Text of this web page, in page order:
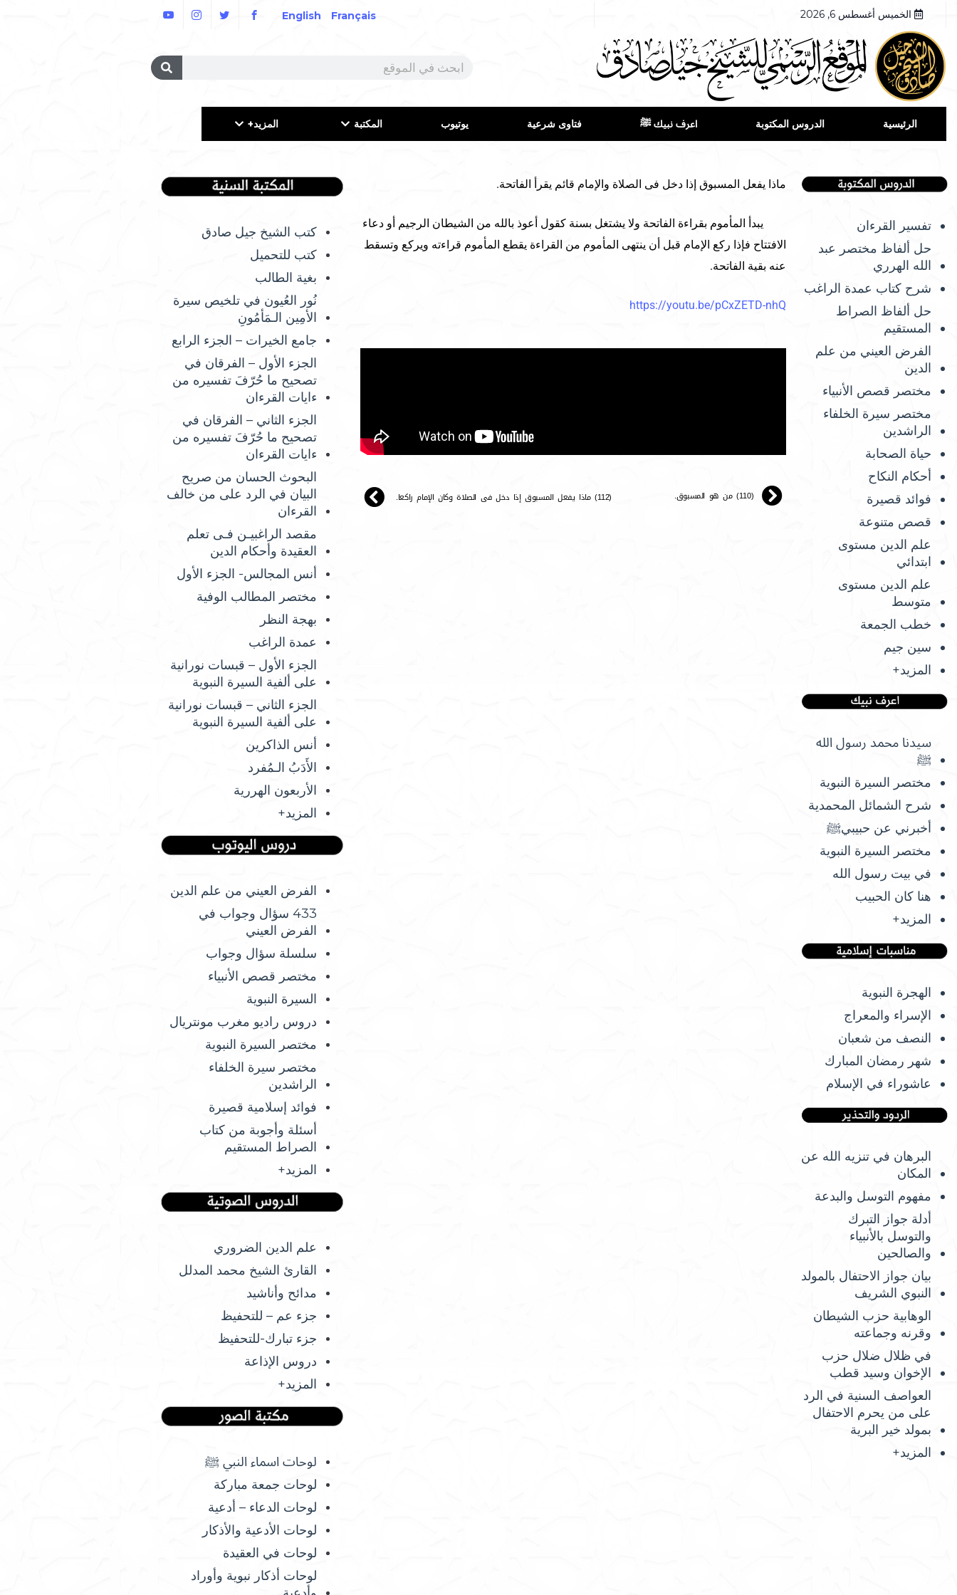
الخميس أغسطس 6, 2026 Français
English
الرئيسية الدروس المكتوبة اعرف نبيك ﷺ فتاوى شرعية يوتيوب المكتبة المزيد+
تفسير القرءان
حل ألفاظ مختصر عبد
الله الهرري
شرح كتاب عمدة الراغب
حل ألفاظ الصراط
المستقيم
الفرض العيني من علم
الدين
مختصر قصص الأنبياء
مختصر سيرة الخلفاء
الراشدين
حياة الصحابة
أحكام النكاح
فوائد قصيرة
قصص متنوعة
علم الدين مستوى
ابتدائي
علم الدين مستوى
متوسط
خطب الجمعة
سين جيم
المزيد+
سيدنا محمد رسول الله
ﷺ
مختصر السيرة النبوية
شرح الشمائل المحمدية
أخبرني عن حبيبيﷺ
مختصر السيرة النبوية
في بيت رسول الله
هنا كان الحبيب
المزيد+
الهجرة النبوية
الإسراء والمعراج
النصف من شعبان
شهر رمضان المبارك
عاشوراء في الإسلام
البرهان في تنزيه الله عن
المكان
مفهوم التوسل والبدعة
أدلة جواز التبرك
والتوسل بالأنبياء
والصالحين
بيان جواز الاحتفال بالمولد
النبوي الشريف
الوهابية حزب الشيطان
وقرنه وجماعته
في ظلال ضلال حزب
الإخوان وسيد قطب
العواصف السنية في الرد
على من يحرم الاحتفال
بمولد خير البرية
المزيد+
ماذا يفعل المسبوق إذا دخل فى الصلاة والإمام قائم يقرأ الفاتحة.
يبدأ المأموم بقراءة الفاتحة ولا يشتغل بسنة كقول أعوذ بالله من الشيطان الرجيم أو دعاء
الافتتاح فإذا ركع الإمام قبل أن ينتهى المأموم من القراءة يقطع المأموم قراءته ويركع وتسقط
عنه بقية الفاتحة.
https://youtu.be/pCxZETD-nhQ
(110) من هو المسبوق. (112) ماذا يفعل المسبوق إذا دخل فى الصلاة وكان الإمام راكعا.
كتب الشيخ جيل صادق
كتب للتحميل
بغية الطالب
نُور العُيون في تلخيص سيرة
الأمِين الـمَأمُونِ
جامع الخيرات – الجزء الرابع
الجزء الأول – الفرقان في
تصحيح ما حُرّفَ تفسيره من
ءايات القرءان
الجزء الثاني – الفرقان في
تصحيح ما حُرّفَ تفسيره من
ءايات القرءان
البحوث الحسان من صريح
البيان في الرد على من خالف
القرءان
مقصد الراغبيـن فـى تعلم
العقيدة وأحكام الدين
أنس المجالس- الجزء الأول
مختصر المطالب الوفية
بهجة النظر
عمدة الراغب
الجزء الأول – قبسات نورانية
على ألفية السيرة النبوية
الجزء الثاني – قبسات نورانية
على ألفية السيرة النبوية
أنس الذاكرين
الأَدَبُ الـمُفرد
الأربعون الهررية
المزيد+
الفرض العيني من علم الدين
433 سؤال وجواب في
الفرض العيني
سلسلة سؤال وجواب
مختصر قصص الأنبياء
السيرة النبوية
دروس راديو مغرب مونتريال
مختصر السيرة النبوية
مختصر سيرة الخلفاء
الراشدين
فوائد إسلامية قصيرة
أسئلة وأجوبة من كتاب
الصراط المستقيم
المزيد+
علم الدين الضروري
القارئ الشيخ محمد المدلل
مدائح وأناشيد
جزء عم – للتحفيظ
جزء تبارك-للتحفيظ
دروس الإذاعة
المزيد+
لوحات اسماء النبي ﷺ
لوحات جمعة مباركة
لوحات الدعاء – أدعية
لوحات الأدعية والأذكار
لوحات في العقيدة
لوحات أذكار نبوية وأوراد